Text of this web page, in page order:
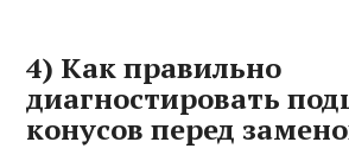
4) Как правильно
диагностировать
конусов перед